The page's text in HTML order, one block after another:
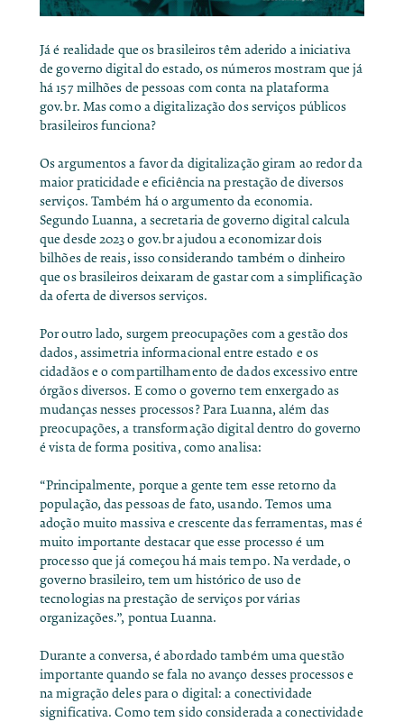
Já é realidade que os brasileiros têm aderido a iniciativa
de governo digital do estado, os números mostram que já
há 157 milhões de pessoas com conta na plataforma
gov.br. Mas como a digitalização dos serviços públicos
brasileiros funciona?
Os argumentos a favor da digitalização giram ao redor da
maior praticidade e eficiência na prestação de diversos
serviços. Também há o argumento da economia.
Segundo Luanna, a secretaria de governo digital calcula
que desde 2023 o gov.br ajudou a economizar dois
bilhões de reais, isso considerando também o dinheiro
que os brasileiros deixaram de gastar com a simplificação
da oferta de diversos serviços.
Por outro lado, surgem preocupações com a gestão dos
dados, assimetria informacional entre estado e os
cidadãos e o compartilhamento de dados excessivo entre
órgãos diversos. E como o governo tem enxergado as
mudanças nesses processos? Para Luanna, além das
preocupações, a transformação digital dentro do governo
é vista de forma positiva, como analisa:
“Principalmente, porque a gente tem esse retorno da
população, das pessoas de fato, usando. Temos uma
adoção muito massiva e crescente das ferramentas, mas é
muito importante destacar que esse processo é um
processo que já começou há mais tempo. Na verdade, o
governo brasileiro, tem um histórico de uso de
tecnologias na prestação de serviços por várias
organizações.”, pontua Luanna.
Durante a conversa, é abordado também uma questão
importante quando se fala no avanço desses processos e
na migração deles para o digital: a conectividade
significativa. Como tem sido considerada a conectividade